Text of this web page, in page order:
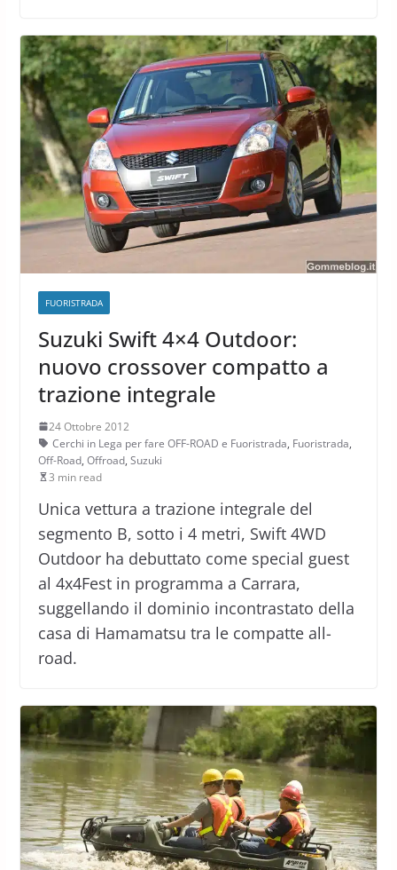
FUORISTRADA
Suzuki Swift 4×4 Outdoor:
nuovo crossover compatto a
trazione integrale
24 Ottobre 2012
Cerchi in Lega per fare OFF-ROAD e Fuoristrada, Fuoristrada,
Off-Road, Offroad, Suzuki
3 min read
Unica vettura a trazione integrale del
segmento B, sotto i 4 metri, Swift 4WD
Outdoor ha debuttato come special guest
al 4x4Fest in programma a Carrara,
suggellando il dominio incontrastato della
casa di Hamamatsu tra le compatte all-
road.